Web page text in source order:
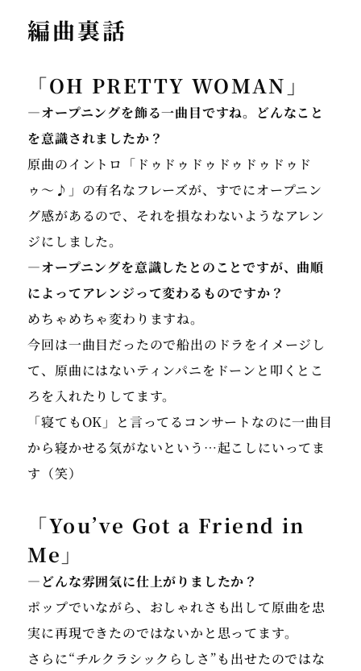
プニング/「グイン サーガ」/「キングダムハーツ・ピ
ルファンタ ジーPIANO OPERA I / II / III、IV / V
/ VI、VII / VIII / IX」/「ファイナル ファンタジー
オーケストラアルバム」/「Distant Worlds music
from FINAL FANTASYコンサート」/「memoria!/
下村陽子25周年ベストアルバム」/Apple
Arcade「ファンタジアン」オーケストラピアニスト
演、映画・TVコマーシャル音楽のピアノ演奏レコーデ
ィング、フィギュアスケートの 浅田真央選手がプログ
ラムに使用した「カプリース」、NHK朝の連続テレビ
小説「梅ちゃん先生」の演奏を担当。
2006年 ポーランド大使館でショパン作品を演奏 2010
年 ショパン生誕200年記念・NHKカルチャー主催のワ
ショパンを演奏し喝采を浴びる。2011年 NHKラジオ
第2文化講演会「ショパンとその時代」に出演 2012年
スペインのマヨルカ島、スイスツアーを開催 2014年
ファイナル ファンタジー」(国際交流基金主催)コンサ
ートに出演 2015年・2016年「ピアノ・オペラ ファイ
ナルファンタジー」ワールドツアー、パリ・ブリュッ
セル・ストックホルム・ロンドン・台湾・韓国・香
港・シンガポール・ブラジル・メキシコ・ニューヨー
ク・ロサンゼルス公演に出演。2018年 東京白寿ホー
ルにて、中山博之個展を開催。2021年東京オリンピッ
編曲裏話
「OH PRETTY WOMAN」
―オープニングを飾る一曲目ですね。どんなこと
を意識されましたか？
原曲のイントロ「ドゥドゥドゥドゥドゥドゥド
ゥ〜♪」の有名なフレーズが、すでにオープニン
グ感があるので、それを損なわないようなアレン
ジにしました。
―オープニングを意識したとのことですが、曲順
によってアレンジって変わるものですか？
めちゃめちゃ変わりますね。
今回は一曲目だったので船出のドラをイメージし
て、原曲にはないティンパニをドーンと叩くとこ
ろを入れたりしてます。
「寝てもOK」と言ってるコンサートなのに一曲目
から寝かせる気がないという…起こしにいってま
す（笑）
「You’ve Got a Friend in
Me」
―どんな雰囲気に仕上がりましたか？
ポップでいながら、おしゃれさも出して原曲を忠
実に再現できたのではないかと思ってます。
さらに“チルクラシックらしさ”も出せたのではな